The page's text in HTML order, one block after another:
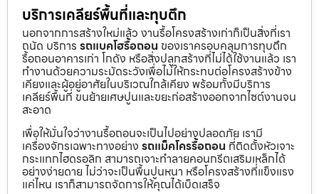
บริการเคลียร์พื้นที่และทุบตึก
นอกจากการสร้างใหม่แล้ว งานรื้อโครงสร้างเก่าก็เป็นสิ่งที่เรา
ถนัด บริการ รถแบคโฮรื้อถอน ของเราครอบคลุมการทุบตึก
รื้อถอนอาคารเก่า โกดัง หรือสิ่งปลูกสร้างที่ไม่ได้ใช้งานแล้ว เรา
ทำงานด้วยความระมัดระวังเพื่อไม่ให้กระทบต่อโครงสร้างข้าง
เคียงและผู้อยู่อาศัยในบริเวณใกล้เคียง พร้อมทั้งมีบริการ
เคลียร์พื้นที่ ขนย้ายเศษปูนและขยะก่อสร้างออกจากไซต์งานจน
สะอาด
เพื่อให้มั่นใจว่างานรื้อถอนจะเป็นไปอย่างปลอดภัย เรามี
เครื่องจักรเฉพาะทางอย่าง รถแม็คโครรื้อถอน ที่ติดตั้งหัวเจาะ
กระแทกไฮดรอลิก สามารถเจาะทำลายคอนกรีตเสริมเหล็กได้
อย่างง่ายดาย ไม่ว่าจะเป็นพื้นปูนหนา หรือโครงสร้างที่แข็งแรง
แค่ไหน เราก็สามารถจัดการให้คุณได้เบ็ดเสร็จ